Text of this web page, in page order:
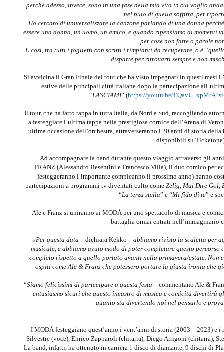
perché adesso, invece, sono in una fase della mia vita in cui voglio
nel buio di quella soffitta, per
Ho cercato di universalizzare la canzone parlando di una donna
essere una donna, un uomo, un amico, e quando ripensiamo ai
per cose non fatte o parole
E così, tra tutti i foglietti con scritti i rimpianti da recuperare, c’è
disparte per ritrovarti sempre e non
Si avvicina il Gran Finale del tour che ha visto impegnati in questi mesi i
estive delle principali città italiane dopo la partecipazione
“LASCIAMI” (https://youtu.be/
Il tour, che ha fatto tappa in tutta Italia, da Nord a Sud, raccogliendo
a festeggiare l’ultima tappa nella prestigiosa cornice dell’Arena di
ultima occasione dell’orchestra, attraverseranno i 20 anni di storia
disponibili su
Ad accompagnare la band durante questo viaggio attraverso gli
FRANZ (Alessandro Besentini e Francesco Villa), il duo comico per
festeggeranno l’importante compleanno il prossimo anno) hanno
partecipazioni a programmi tv diventati culto come Zelig, Mai Dire Gol,
“La terza stella” e “Mi fido di te” e
Ale e Franz si uniranno ai MODÀ per uno spettacolo di musica e
battaglia ormai entrati
«Per questa data – dichiara Kekko – abbiamo rivisto la scaletta per
musicale, e abbiamo avuto modo di poter completare questo
completo rispetto a quello portato avanti nella primavera/estate. Non
ospiti come Ale & Franz che potessero portare la giusta ironia che
“Siamo felicissimi di partecipare a questa festa– commentano Ale &
entusiasmo sicuri che questo incastro di musica e comicità divertirà
quanto sta divertendo noi nel pensarlo e
I MODÀ festeggiano quest’anno i vent’anni di storia (2003 – 2023) e
Silvestre (voce), Enrico Zapparoli (chitarra), Diego Arrigoni (chitarra),
La band, infatti, ha ottenuto in carriera 1 disco di diamante, 9 dischi di